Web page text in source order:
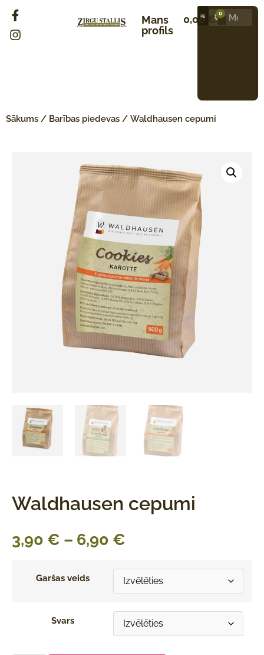
Mans
profils
0,00 € 0
Sākums / Barības piedevas / Waldhausen cepumi
Waldhausen cepumi
3,90 € – 6,90 €
Garšas veids
Svars